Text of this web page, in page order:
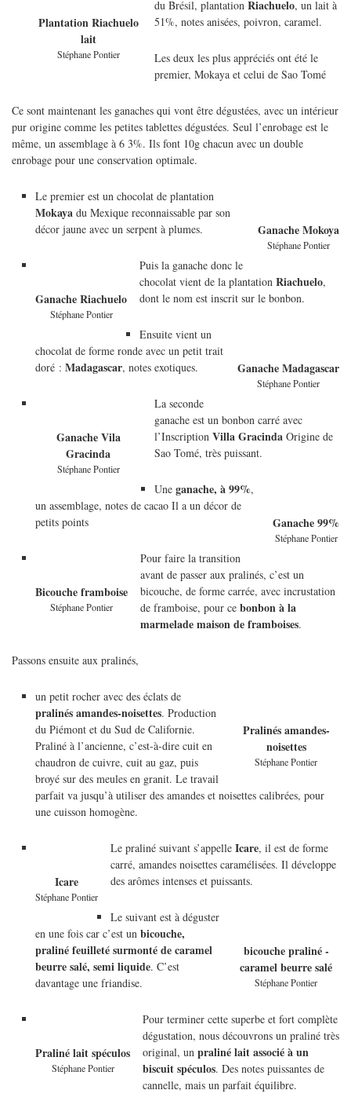
Plantation Riachuelo
lait
Stéphane Pontier
du Brésil, plantation Riachuelo, un lait à
51%, notes anisées, poivron, caramel.
Les deux les plus appréciés ont été le
premier, Mokaya et celui de Sao Tomé
Ce sont maintenant les ganaches qui vont être dégustées, avec un intérieur
pur origine comme les petites tablettes dégustées. Seul l’enrobage est le
même, un assemblage à 6 3%. Ils font 10g chacun avec un double
enrobage pour une conservation optimale.
Ganache Mokoya
Stéphane Pontier
Le premier est un chocolat de plantation
Mokaya du Mexique reconnaissable par son
décor jaune avec un serpent à plumes.
Ganache Riachuelo
Stéphane Pontier
Puis la ganache donc le
chocolat vient de la plantation Riachuelo,
dont le nom est inscrit sur le bonbon.
Ganache Madagascar
Stéphane Pontier
Ensuite vient un
chocolat de forme ronde avec un petit trait
doré : Madagascar, notes exotiques.
Ganache Vila
Gracinda
Stéphane Pontier
La seconde
ganache est un bonbon carré avec
l’Inscription Villa GracindaOrigine de
Sao Tomé, très puissant.
Ganache 99%
Stéphane Pontier
Une ganache, à 99%,
un assemblage, notes de cacao Il a un décor de
petits points
Bicouche framboise
Stéphane Pontier
Pour faire la transition
avant de passer aux pralinés, c’est un
bicouche, de forme carrée, avec incrustation
de framboise, pour ce bonbon à la
marmelade maison de framboises.
Passons ensuite aux pralinés,
Pralinés amandes-
noisettes
Stéphane Pontier
un petit rocher avec des éclats de
pralinés amandes-noisettes. Production
du Piémont et du Sud de Californie.
Praliné à l’ancienne, c’est-à-dire cuit en
chaudron de cuivre, cuit au gaz, puis
broyé sur des meules en granit. Le travail
parfait va jusqu’à utiliser des amandes et noisettes calibrées, pour
une cuisson homogène.
Icare
Stéphane Pontier
Le praliné suivant s’appelle Icare, il est de forme
carré, amandes noisettes caramélisées. Il développe
des arômes intenses et puissants.
bicouche praliné -
caramel beurre salé
Stéphane Pontier
Le suivant est à déguster
en une fois car c’est un bicouche,
praliné feuilleté surmonté de caramel
beurre salé, semi liquide. C’est
davantage une friandise.
Praliné lait spéculos
Stéphane Pontier
Pour terminer cette superbe et fort complète
dégustation, nous découvrons un praliné très
original, un praliné lait associé à un
biscuit spéculos. Des notes puissantes de
cannelle, mais un parfait équilibre.